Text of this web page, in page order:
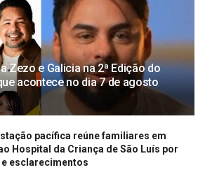
Zezo e Galicia na 2ª Edição do
acontece no dia 7 de agosto
pacífica reúne familiares em
Hospital da Criança de São Luís por
esclarecimentos